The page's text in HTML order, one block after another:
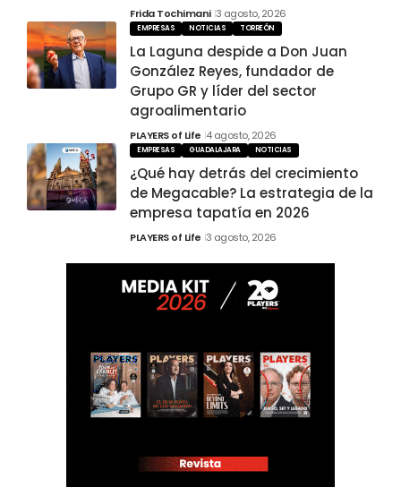
Frida Tochimani 3 agosto, 2026
EMPRESAS NOTICIAS TORREÓN
La Laguna despide a Don Juan
González Reyes, fundador de
Grupo GR y líder del sector
agroalimentario
PLAYERS of Life 4 agosto, 2026
EMPRESAS GUADALAJARA NOTICIAS
¿Qué hay detrás del crecimiento
de Megacable? La estrategia de la
empresa tapatía en 2026
PLAYERS of Life 3 agosto, 2026